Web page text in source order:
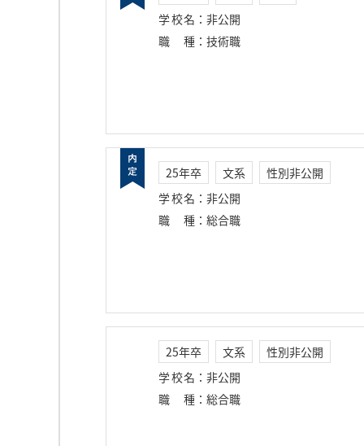
学校名 ： 非公開
職種 ： 技術職
25年卒 文系
性別非公開
学校名 ： 非公開
職種 ： 総合職
25年卒 文系
性別非公開
学校名 ： 非公開
職種 ： 総合職